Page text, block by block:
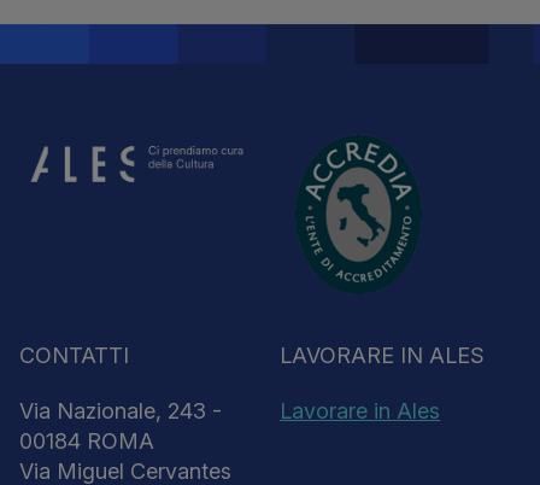
CONTATTI
Via Nazionale, 243 -
00184 ROMA
Via Miguel Cervantes
LAVORARE IN ALES
Lavorare in Ales